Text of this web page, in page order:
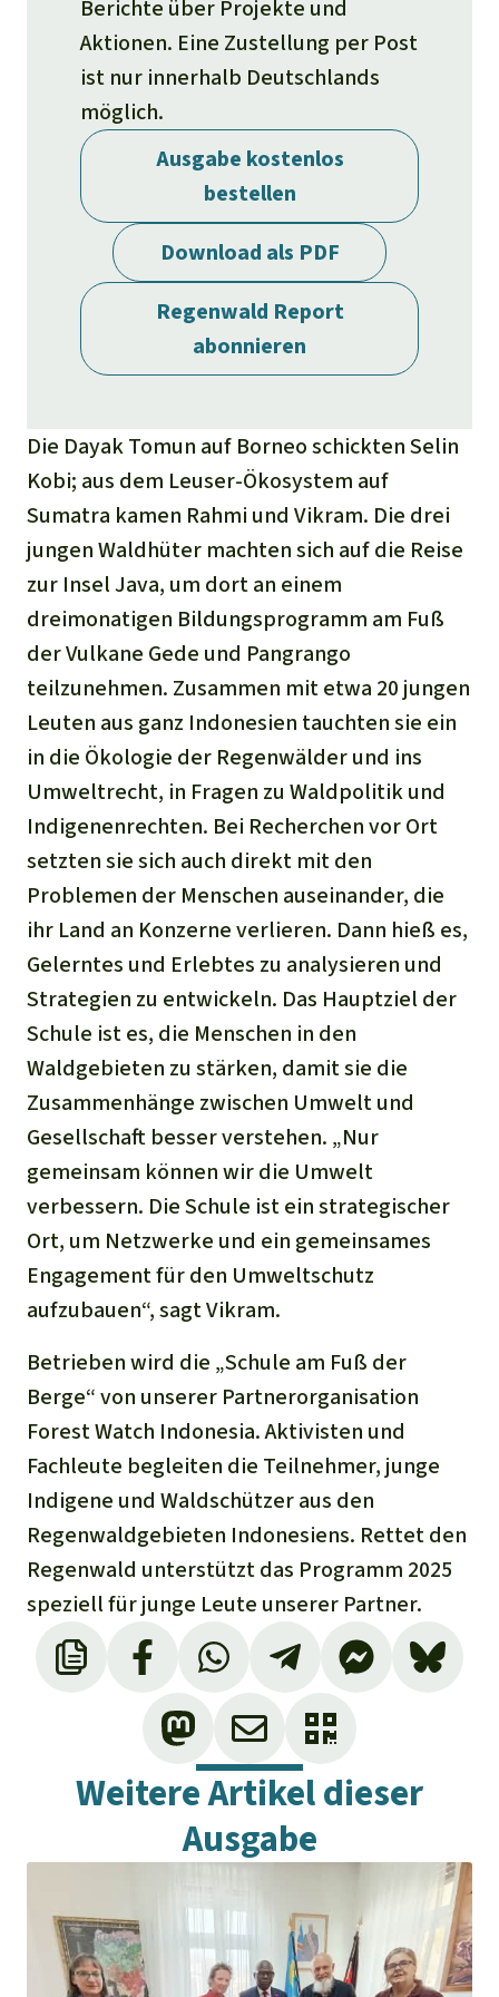
Aluminium
Fleisch und Soja
Landraub
Wilderei
Staudämme
Zement und Beton
Ältere Ausgaben
Kontakt
Transparenz
Freianzeigen
Italiano
Português
Indonesia
Waldschutz
Schutz von Indigenen
Spenden für eine Region
Südostasien
Afrika
Lateinamerika
Berichte über Projekte und
Aktionen. Eine Zustellung per Post
ist nur innerhalb Deutschlands
möglich.
Ausgabe kostenlos
bestellen
Download als PDF
Regenwald Report
abonnieren
Die Dayak Tomun auf Borneo schickten Selin
Kobi; aus dem Leuser-Ökosystem auf
Sumatra kamen Rahmi und Vikram. Die drei
jungen Waldhüter machten sich auf die Reise
zur Insel Java, um dort an einem
dreimonatigen Bildungsprogramm am Fuß
der Vulkane Gede und Pangrango
teilzunehmen. Zusammen mit etwa 20 jungen
Leuten aus ganz Indonesien tauchten sie ein
in die Ökologie der Regenwälder und ins
Umweltrecht, in Fragen zu Waldpolitik und
Indigenenrechten. Bei Recherchen vor Ort
setzten sie sich auch direkt mit den
Problemen der Menschen auseinander, die
ihr Land an Konzerne verlieren. Dann hieß es,
Gelerntes und Erlebtes zu analysieren und
Strategien zu entwickeln. Das Hauptziel der
Schule ist es, die Menschen in den
Waldgebieten zu stärken, damit sie die
Zusammenhänge zwischen Umwelt und
Gesellschaft besser verstehen. „Nur
gemeinsam können wir die Umwelt
verbessern. Die Schule ist ein strategischer
Ort, um Netzwerke und ein gemeinsames
Engagement für den Umweltschutz
aufzubauen“, sagt Vikram.
Betrieben wird die „Schule am Fuß der
Berge“ von unserer Partnerorganisation
Forest Watch Indonesia. Aktivisten und
Fachleute begleiten die Teilnehmer, junge
Indigene und Waldschützer aus den
Regenwaldgebieten Indonesiens. Rettet den
Regenwald unterstützt das Programm 2025
speziell für junge Leute unserer Partner.
Weitere Artikel dieser
Ausgabe